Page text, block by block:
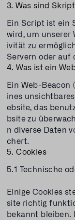
3. Was sind
Ein Script ist ein
wird, um unserer
ivität zu
Servern oder auf
4. Was ist ein
Ein Web-Beacon
ines
ebsite, das
bsite zu
n diverse Daten
chert.
5. Cookies
5.1 Technische
Einige Cookies
site richtig
bekannt bleiben.